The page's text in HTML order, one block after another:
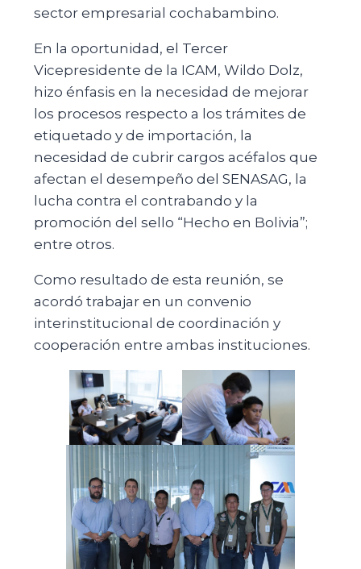
sector empresarial cochabambino.
En la oportunidad, el Tercer
Vicepresidente de la ICAM, Wildo Dolz,
hizo énfasis en la necesidad de mejorar
los procesos respecto a los trámites de
etiquetado y de importación, la
necesidad de cubrir cargos acéfalos que
afectan el desempeño del SENASAG, la
lucha contra el contrabando y la
promoción del sello “Hecho en Bolivia”;
entre otros.
Como resultado de esta reunión, se
acordó trabajar en un convenio
interinstitucional de coordinación y
cooperación entre ambas instituciones.